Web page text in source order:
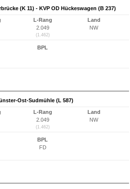
(K 11) - KVP OD Hückeswagen (B 237)
L-Rang
2.049
(1.462)
Land
NW
BPL
Ost-Sudmühle (L 587)
L-Rang
2.049
(1.462)
Land
NW
BPL
FD